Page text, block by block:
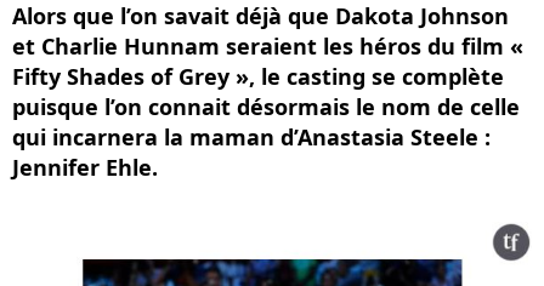
Alors que l’on savait déjà que Dakota Johnson
et Charlie Hunnam seraient les héros du film «
Fifty Shades of Grey », le casting se complète
puisque l’on connait désormais le nom de celle
qui incarnera la maman d’Anastasia Steele :
Jennifer Ehle.